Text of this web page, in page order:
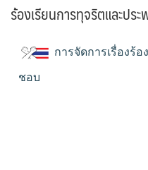
ร้องเรียนการทุจริตและปร
การจัดการเรื่องร้
ชอบ